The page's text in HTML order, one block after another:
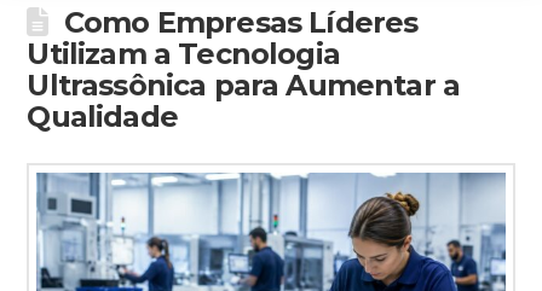
Como Empresas Líderes
Utilizam a Tecnologia
Ultrassônica para Aumentar a
Qualidade